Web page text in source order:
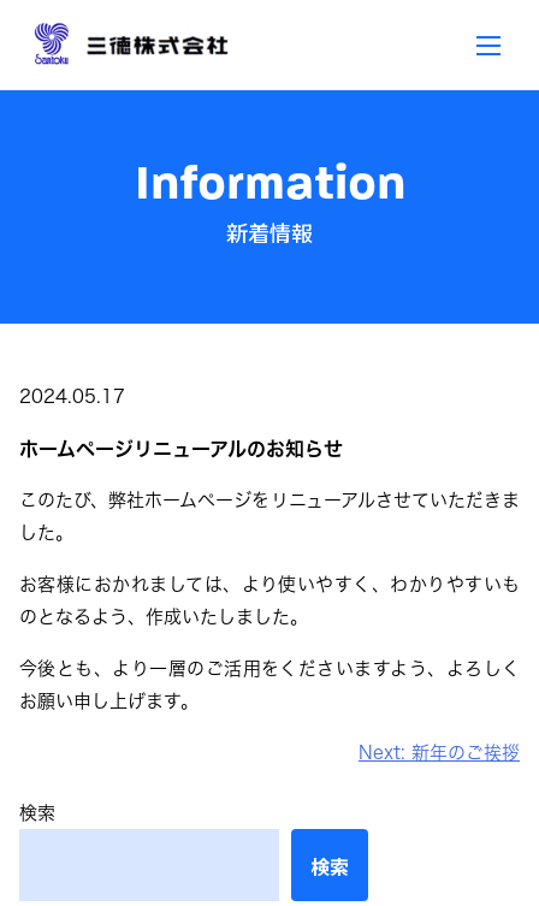
Skip
Information
新着情報
2024.05.17
ホームページリニューアルのお知らせ
このたび、弊社ホームページをリニューアルさせていただきま
した。
お客様におかれましては、より使いやすく、わかりやすいも
のとなるよう、作成いたしました。
今後とも、より一層のご活用をくださいますよう、よろしく
お願い申し上げます。
ナ
Next: 新年のご挨拶
検索
検索